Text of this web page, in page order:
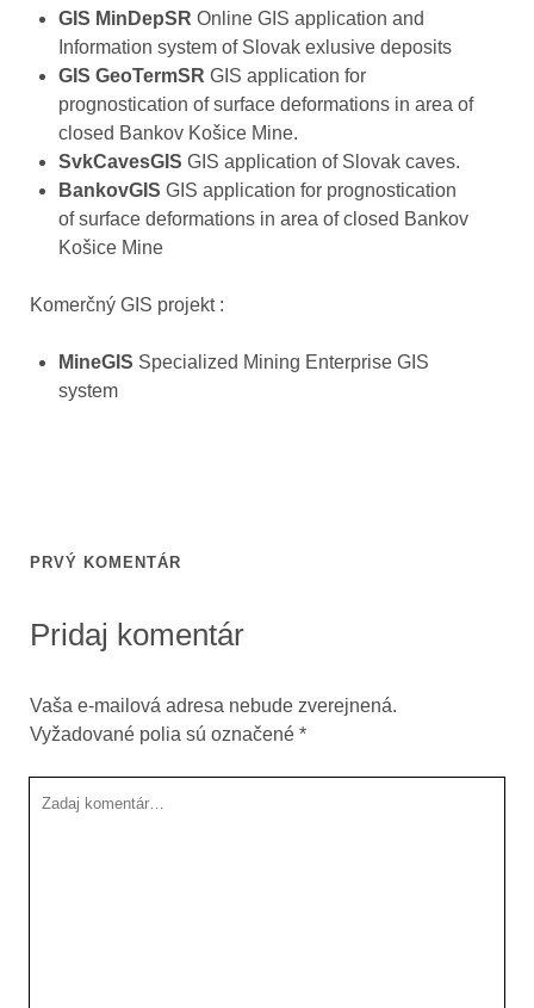
GIS MinDepSR Online GIS application and
Information system of Slovak exlusive deposits
GIS GeoTermSR GIS application for
prognostication of surface deformations in area of
closed Bankov Košice Mine.
SvkCavesGIS GIS application of Slovak caves.
BankovGIS GIS application for prognostication
of surface deformations in area of closed Bankov
Košice Mine
Komerčný GIS projekt :
MineGIS Specialized Mining Enterprise GIS
system
PRVÝ KOMENTÁR
Pridaj komentár
Vaša e-mailová adresa nebude zverejnená.
Vyžadované polia sú označené *
komentár